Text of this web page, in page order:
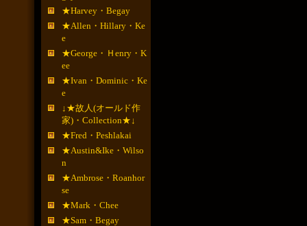
★Harvey・Begay
★Allen・Hillary・Ke
e
★George・Ｈenry・K
ee
★Ivan・Dominic・Ke
e
↓★故人(オールド作
家)・Collection★↓
★Fred・Peshlakai
★Austin&Ike・Wilso
n
★Ambrose・Roanhor
se
★Mark・Chee
★Sam・Begay